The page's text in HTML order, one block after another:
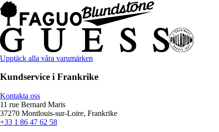
Upptäck alla våra varumärken
Kundservice i Frankrike
Kontakta oss
11 rue Bernard Maris
37270 Montlouis-sur-Loire, Frankrike
+33 1 86 47 62 58